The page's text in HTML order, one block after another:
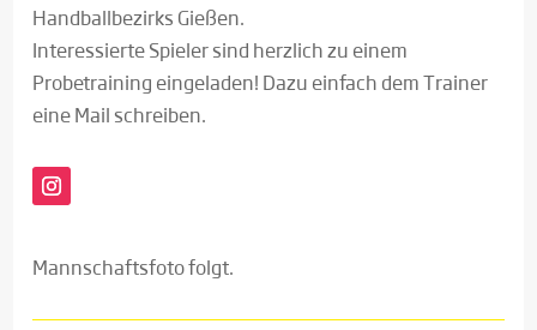
Handballbezirks Gießen.
Interessierte Spieler sind herzlich zu einem
Probetraining eingeladen! Dazu einfach dem Trainer
eine Mail schreiben.
Mannschaftsfoto folgt.